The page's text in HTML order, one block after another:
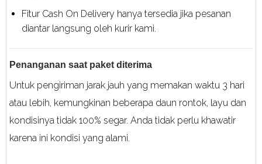
Fitur Cash On Delivery hanya tersedia jika pesanan
diantar langsung oleh kurir kami.
Penanganan saat paket diterima
Untuk pengiriman jarak jauh yang memakan waktu 3 hari
atau lebih, kemungkinan beberapa daun rontok, layu dan
kondisinya tidak 100% segar. Anda tidak perlu khawatir
karena ini kondisi yang alami.